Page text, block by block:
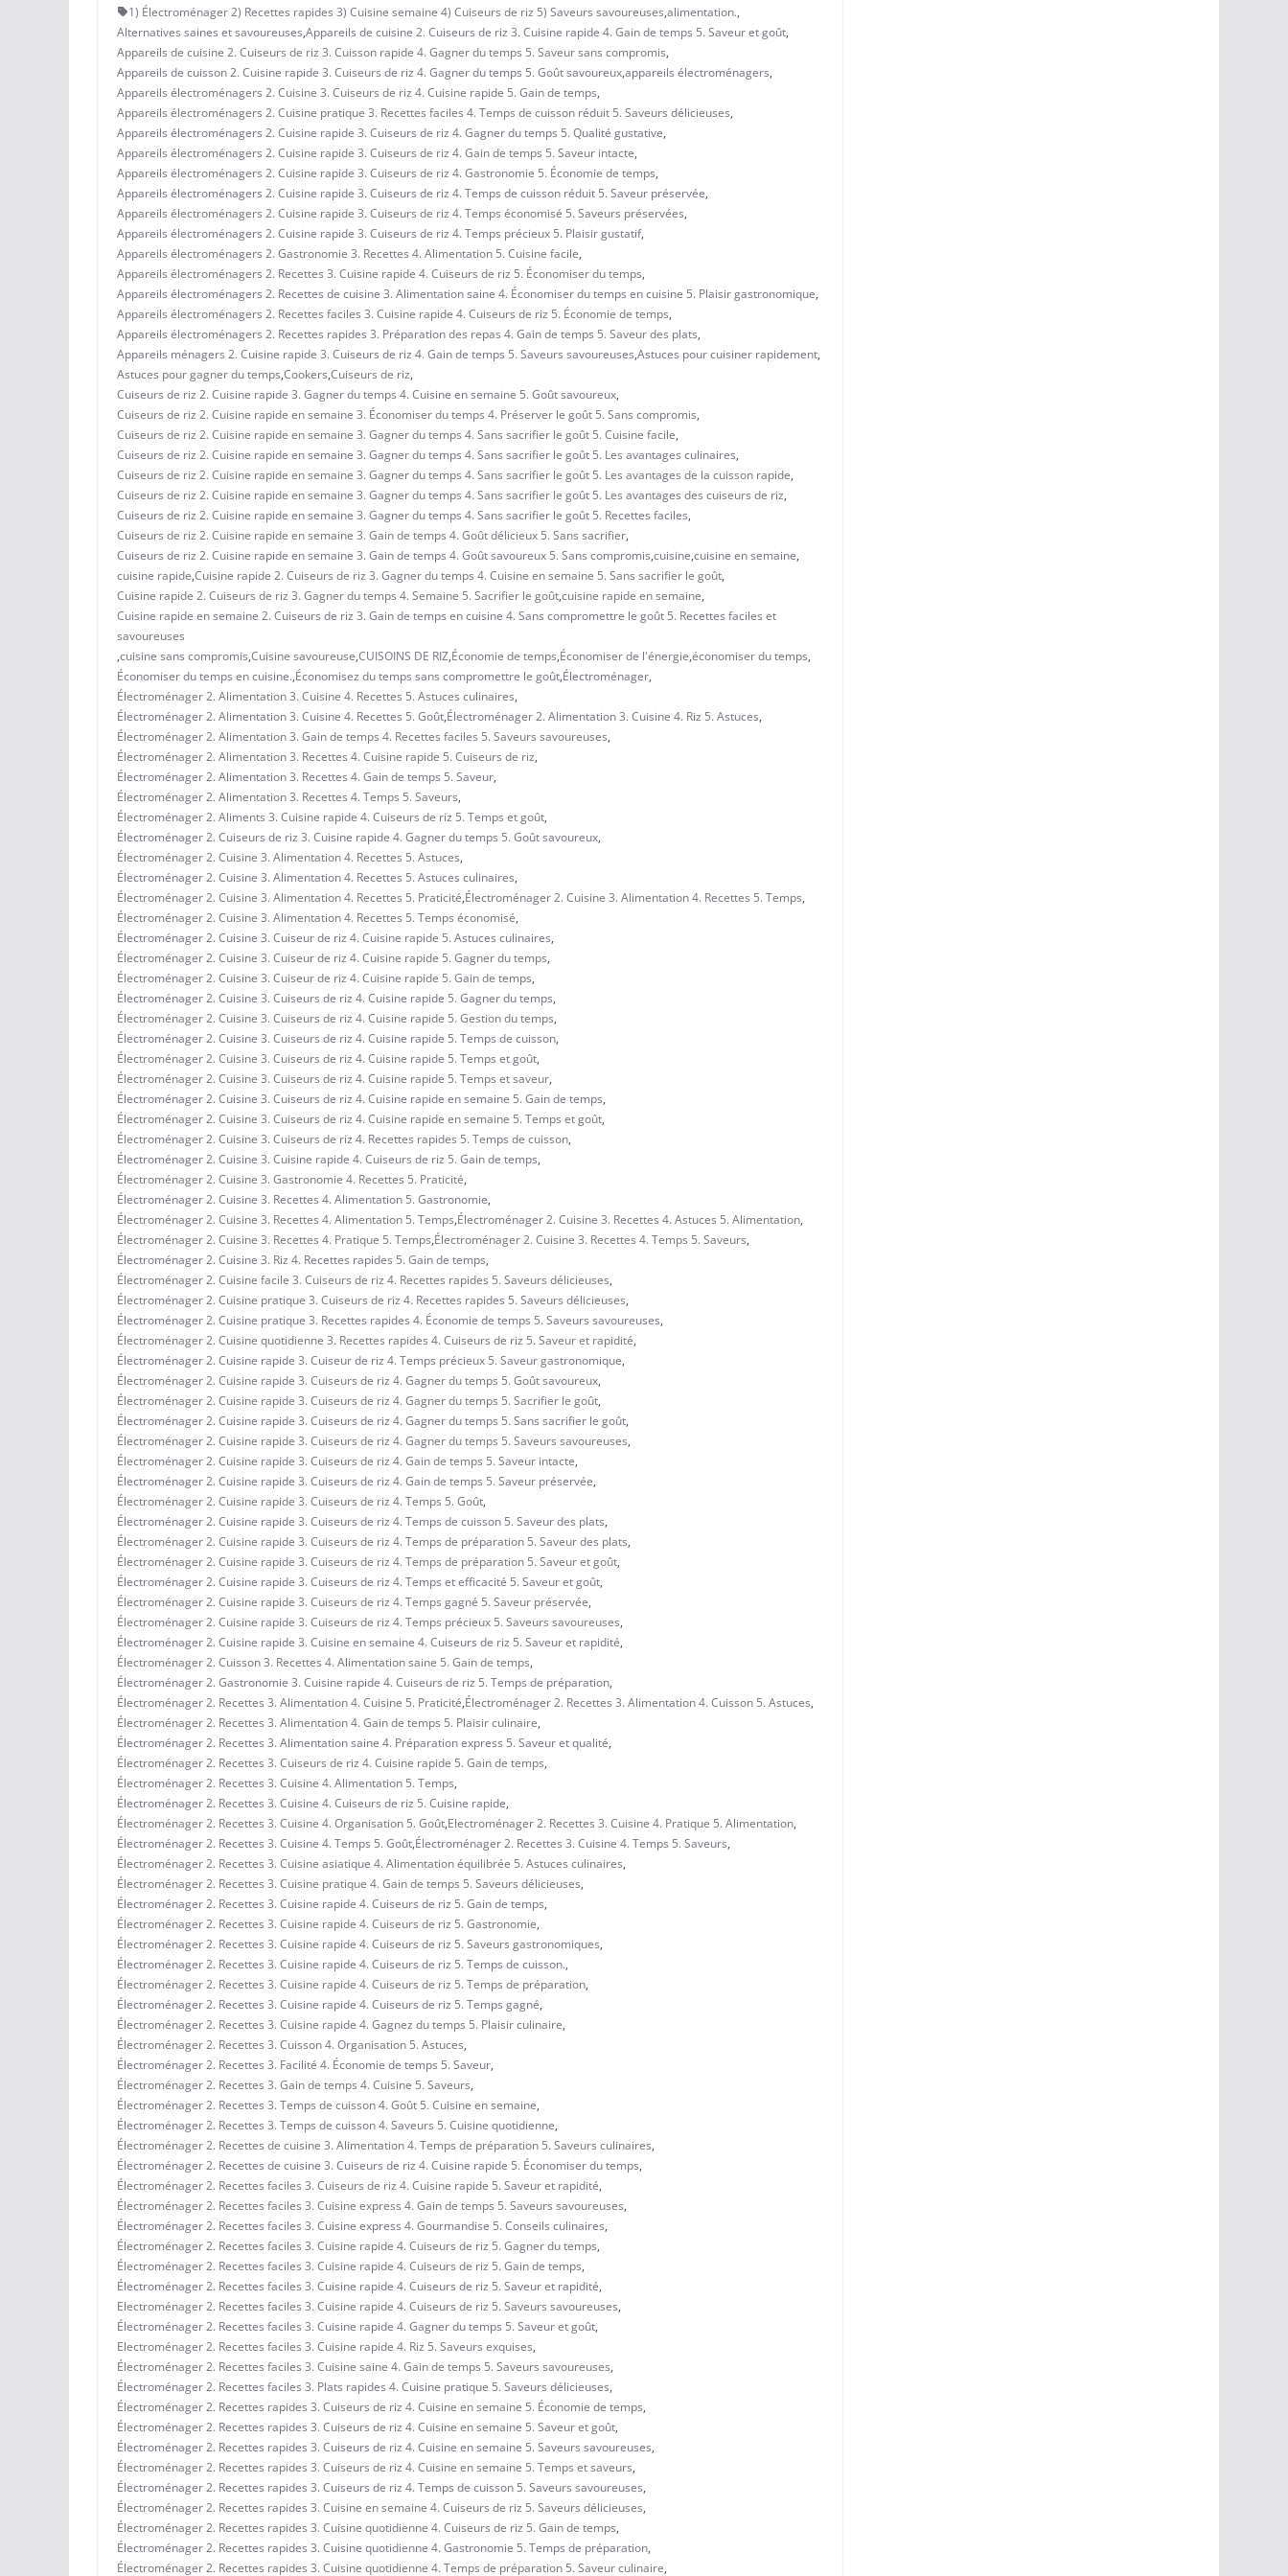
1) Électroménager 2) Recettes rapides 3) Cuisine semaine 4) Cuiseurs de riz 5) Saveurs savoureuses,alimentation.,
Alternatives saines et savoureuses,Appareils de cuisine 2. Cuiseurs de riz 3. Cuisine rapide 4. Gain de temps 5. Saveur et goût,
Appareils de cuisine 2. Cuiseurs de riz 3. Cuisson rapide 4. Gagner du temps 5. Saveur sans compromis,
Appareils de cuisson 2. Cuisine rapide 3. Cuiseurs de riz 4. Gagner du temps 5. Goût savoureux,appareils électroménagers,
Appareils électroménagers 2. Cuisine 3. Cuiseurs de riz 4. Cuisine rapide 5. Gain de temps,
Appareils électroménagers 2. Cuisine pratique 3. Recettes faciles 4. Temps de cuisson réduit 5. Saveurs délicieuses,
Appareils électroménagers 2. Cuisine rapide 3. Cuiseurs de riz 4. Gagner du temps 5. Qualité gustative,
Appareils électroménagers 2. Cuisine rapide 3. Cuiseurs de riz 4. Gain de temps 5. Saveur intacte,
Appareils électroménagers 2. Cuisine rapide 3. Cuiseurs de riz 4. Gastronomie 5. Économie de temps,
Appareils électroménagers 2. Cuisine rapide 3. Cuiseurs de riz 4. Temps de cuisson réduit 5. Saveur préservée,
Appareils électroménagers 2. Cuisine rapide 3. Cuiseurs de riz 4. Temps économisé 5. Saveurs préservées,
Appareils électroménagers 2. Cuisine rapide 3. Cuiseurs de riz 4. Temps précieux 5. Plaisir gustatif,
Appareils électroménagers 2. Gastronomie 3. Recettes 4. Alimentation 5. Cuisine facile,
Appareils électroménagers 2. Recettes 3. Cuisine rapide 4. Cuiseurs de riz 5. Économiser du temps,
Appareils électroménagers 2. Recettes de cuisine 3. Alimentation saine 4. Économiser du temps en cuisine 5. Plaisir gastronomique,
Appareils électroménagers 2. Recettes faciles 3. Cuisine rapide 4. Cuiseurs de riz 5. Économie de temps,
Appareils électroménagers 2. Recettes rapides 3. Préparation des repas 4. Gain de temps 5. Saveur des plats,
Appareils ménagers 2. Cuisine rapide 3. Cuiseurs de riz 4. Gain de temps 5. Saveurs savoureuses,Astuces pour cuisiner rapidement,
Astuces pour gagner du temps,Cookers,Cuiseurs de riz,
Cuiseurs de riz 2. Cuisine rapide 3. Gagner du temps 4. Cuisine en semaine 5. Goût savoureux,
Cuiseurs de riz 2. Cuisine rapide en semaine 3. Économiser du temps 4. Préserver le goût 5. Sans compromis,
Cuiseurs de riz 2. Cuisine rapide en semaine 3. Gagner du temps 4. Sans sacrifier le goût 5. Cuisine facile,
Cuiseurs de riz 2. Cuisine rapide en semaine 3. Gagner du temps 4. Sans sacrifier le goût 5. Les avantages culinaires,
Cuiseurs de riz 2. Cuisine rapide en semaine 3. Gagner du temps 4. Sans sacrifier le goût 5. Les avantages de la cuisson rapide,
Cuiseurs de riz 2. Cuisine rapide en semaine 3. Gagner du temps 4. Sans sacrifier le goût 5. Les avantages des cuiseurs de riz,
Cuiseurs de riz 2. Cuisine rapide en semaine 3. Gagner du temps 4. Sans sacrifier le goût 5. Recettes faciles,
Cuiseurs de riz 2. Cuisine rapide en semaine 3. Gain de temps 4. Goût délicieux 5. Sans sacrifier,
Cuiseurs de riz 2. Cuisine rapide en semaine 3. Gain de temps 4. Goût savoureux 5. Sans compromis,cuisine,cuisine en semaine,
cuisine rapide,Cuisine rapide 2. Cuiseurs de riz 3. Gagner du temps 4. Cuisine en semaine 5. Sans sacrifier le goût,
Cuisine rapide 2. Cuiseurs de riz 3. Gagner du temps 4. Semaine 5. Sacrifier le goût,cuisine rapide en semaine,
Cuisine rapide en semaine 2. Cuiseurs de riz 3. Gain de temps en cuisine 4. Sans compromettre le goût 5. Recettes faciles et
savoureuses
,cuisine sans compromis,Cuisine savoureuse,CUISOINS DE RIZ,Économie de temps,Économiser de l'énergie,économiser du temps,
Économiser du temps en cuisine.,Économisez du temps sans compromettre le goût,Électroménager,
Électroménager 2. Alimentation 3. Cuisine 4. Recettes 5. Astuces culinaires,
Électroménager 2. Alimentation 3. Cuisine 4. Recettes 5. Goût,Électroménager 2. Alimentation 3. Cuisine 4. Riz 5. Astuces,
Électroménager 2. Alimentation 3. Gain de temps 4. Recettes faciles 5. Saveurs savoureuses,
Électroménager 2. Alimentation 3. Recettes 4. Cuisine rapide 5. Cuiseurs de riz,
Électroménager 2. Alimentation 3. Recettes 4. Gain de temps 5. Saveur,
Électroménager 2. Alimentation 3. Recettes 4. Temps 5. Saveurs,
Électroménager 2. Aliments 3. Cuisine rapide 4. Cuiseurs de riz 5. Temps et goût,
Électroménager 2. Cuiseurs de riz 3. Cuisine rapide 4. Gagner du temps 5. Goût savoureux,
Électroménager 2. Cuisine 3. Alimentation 4. Recettes 5. Astuces,
Électroménager 2. Cuisine 3. Alimentation 4. Recettes 5. Astuces culinaires,
Électroménager 2. Cuisine 3. Alimentation 4. Recettes 5. Praticité,Électroménager 2. Cuisine 3. Alimentation 4. Recettes 5. Temps,
Électroménager 2. Cuisine 3. Alimentation 4. Recettes 5. Temps économisé,
Électroménager 2. Cuisine 3. Cuiseur de riz 4. Cuisine rapide 5. Astuces culinaires,
Électroménager 2. Cuisine 3. Cuiseur de riz 4. Cuisine rapide 5. Gagner du temps,
Électroménager 2. Cuisine 3. Cuiseur de riz 4. Cuisine rapide 5. Gain de temps,
Électroménager 2. Cuisine 3. Cuiseurs de riz 4. Cuisine rapide 5. Gagner du temps,
Électroménager 2. Cuisine 3. Cuiseurs de riz 4. Cuisine rapide 5. Gestion du temps,
Électroménager 2. Cuisine 3. Cuiseurs de riz 4. Cuisine rapide 5. Temps de cuisson,
Électroménager 2. Cuisine 3. Cuiseurs de riz 4. Cuisine rapide 5. Temps et goût,
Électroménager 2. Cuisine 3. Cuiseurs de riz 4. Cuisine rapide 5. Temps et saveur,
Électroménager 2. Cuisine 3. Cuiseurs de riz 4. Cuisine rapide en semaine 5. Gain de temps,
Électroménager 2. Cuisine 3. Cuiseurs de riz 4. Cuisine rapide en semaine 5. Temps et goût,
Électroménager 2. Cuisine 3. Cuiseurs de riz 4. Recettes rapides 5. Temps de cuisson,
Électroménager 2. Cuisine 3. Cuisine rapide 4. Cuiseurs de riz 5. Gain de temps,
Électroménager 2. Cuisine 3. Gastronomie 4. Recettes 5. Praticité,
Électroménager 2. Cuisine 3. Recettes 4. Alimentation 5. Gastronomie,
Électroménager 2. Cuisine 3. Recettes 4. Alimentation 5. Temps,Électroménager 2. Cuisine 3. Recettes 4. Astuces 5. Alimentation,
Électroménager 2. Cuisine 3. Recettes 4. Pratique 5. Temps,Électroménager 2. Cuisine 3. Recettes 4. Temps 5. Saveurs,
Électroménager 2. Cuisine 3. Riz 4. Recettes rapides 5. Gain de temps,
Électroménager 2. Cuisine facile 3. Cuiseurs de riz 4. Recettes rapides 5. Saveurs délicieuses,
Électroménager 2. Cuisine pratique 3. Cuiseurs de riz 4. Recettes rapides 5. Saveurs délicieuses,
Électroménager 2. Cuisine pratique 3. Recettes rapides 4. Économie de temps 5. Saveurs savoureuses,
Électroménager 2. Cuisine quotidienne 3. Recettes rapides 4. Cuiseurs de riz 5. Saveur et rapidité,
Électroménager 2. Cuisine rapide 3. Cuiseur de riz 4. Temps précieux 5. Saveur gastronomique,
Électroménager 2. Cuisine rapide 3. Cuiseurs de riz 4. Gagner du temps 5. Goût savoureux,
Électroménager 2. Cuisine rapide 3. Cuiseurs de riz 4. Gagner du temps 5. Sacrifier le goût,
Électroménager 2. Cuisine rapide 3. Cuiseurs de riz 4. Gagner du temps 5. Sans sacrifier le goût,
Électroménager 2. Cuisine rapide 3. Cuiseurs de riz 4. Gagner du temps 5. Saveurs savoureuses,
Électroménager 2. Cuisine rapide 3. Cuiseurs de riz 4. Gain de temps 5. Saveur intacte,
Électroménager 2. Cuisine rapide 3. Cuiseurs de riz 4. Gain de temps 5. Saveur préservée,
Électroménager 2. Cuisine rapide 3. Cuiseurs de riz 4. Temps 5. Goût,
Électroménager 2. Cuisine rapide 3. Cuiseurs de riz 4. Temps de cuisson 5. Saveur des plats,
Électroménager 2. Cuisine rapide 3. Cuiseurs de riz 4. Temps de préparation 5. Saveur des plats,
Électroménager 2. Cuisine rapide 3. Cuiseurs de riz 4. Temps de préparation 5. Saveur et goût,
Électroménager 2. Cuisine rapide 3. Cuiseurs de riz 4. Temps et efficacité 5. Saveur et goût,
Électroménager 2. Cuisine rapide 3. Cuiseurs de riz 4. Temps gagné 5. Saveur préservée,
Électroménager 2. Cuisine rapide 3. Cuiseurs de riz 4. Temps précieux 5. Saveurs savoureuses,
Électroménager 2. Cuisine rapide 3. Cuisine en semaine 4. Cuiseurs de riz 5. Saveur et rapidité,
Électroménager 2. Cuisson 3. Recettes 4. Alimentation saine 5. Gain de temps,
Électroménager 2. Gastronomie 3. Cuisine rapide 4. Cuiseurs de riz 5. Temps de préparation,
Électroménager 2. Recettes 3. Alimentation 4. Cuisine 5. Praticité,Électroménager 2. Recettes 3. Alimentation 4. Cuisson 5. Astuces,
Électroménager 2. Recettes 3. Alimentation 4. Gain de temps 5. Plaisir culinaire,
Électroménager 2. Recettes 3. Alimentation saine 4. Préparation express 5. Saveur et qualité,
Électroménager 2. Recettes 3. Cuiseurs de riz 4. Cuisine rapide 5. Gain de temps,
Électroménager 2. Recettes 3. Cuisine 4. Alimentation 5. Temps,
Électroménager 2. Recettes 3. Cuisine 4. Cuiseurs de riz 5. Cuisine rapide,
Électroménager 2. Recettes 3. Cuisine 4. Organisation 5. Goût,Electroménager 2. Recettes 3. Cuisine 4. Pratique 5. Alimentation,
Électroménager 2. Recettes 3. Cuisine 4. Temps 5. Goût,Électroménager 2. Recettes 3. Cuisine 4. Temps 5. Saveurs,
Électroménager 2. Recettes 3. Cuisine asiatique 4. Alimentation équilibrée 5. Astuces culinaires,
Électroménager 2. Recettes 3. Cuisine pratique 4. Gain de temps 5. Saveurs délicieuses,
Électroménager 2. Recettes 3. Cuisine rapide 4. Cuiseurs de riz 5. Gain de temps,
Électroménager 2. Recettes 3. Cuisine rapide 4. Cuiseurs de riz 5. Gastronomie,
Électroménager 2. Recettes 3. Cuisine rapide 4. Cuiseurs de riz 5. Saveurs gastronomiques,
Électroménager 2. Recettes 3. Cuisine rapide 4. Cuiseurs de riz 5. Temps de cuisson.,
Électroménager 2. Recettes 3. Cuisine rapide 4. Cuiseurs de riz 5. Temps de préparation,
Électroménager 2. Recettes 3. Cuisine rapide 4. Cuiseurs de riz 5. Temps gagné,
Électroménager 2. Recettes 3. Cuisine rapide 4. Gagnez du temps 5. Plaisir culinaire,
Électroménager 2. Recettes 3. Cuisson 4. Organisation 5. Astuces,
Électroménager 2. Recettes 3. Facilité 4. Économie de temps 5. Saveur,
Électroménager 2. Recettes 3. Gain de temps 4. Cuisine 5. Saveurs,
Électroménager 2. Recettes 3. Temps de cuisson 4. Goût 5. Cuisine en semaine,
Électroménager 2. Recettes 3. Temps de cuisson 4. Saveurs 5. Cuisine quotidienne,
Électroménager 2. Recettes de cuisine 3. Alimentation 4. Temps de préparation 5. Saveurs culinaires,
Électroménager 2. Recettes de cuisine 3. Cuiseurs de riz 4. Cuisine rapide 5. Économiser du temps,
Électroménager 2. Recettes faciles 3. Cuiseurs de riz 4. Cuisine rapide 5. Saveur et rapidité,
Électroménager 2. Recettes faciles 3. Cuisine express 4. Gain de temps 5. Saveurs savoureuses,
Électroménager 2. Recettes faciles 3. Cuisine express 4. Gourmandise 5. Conseils culinaires,
Électroménager 2. Recettes faciles 3. Cuisine rapide 4. Cuiseurs de riz 5. Gagner du temps,
Électroménager 2. Recettes faciles 3. Cuisine rapide 4. Cuiseurs de riz 5. Gain de temps,
Électroménager 2. Recettes faciles 3. Cuisine rapide 4. Cuiseurs de riz 5. Saveur et rapidité,
Electroménager 2. Recettes faciles 3. Cuisine rapide 4. Cuiseurs de riz 5. Saveurs savoureuses,
Électroménager 2. Recettes faciles 3. Cuisine rapide 4. Gagner du temps 5. Saveur et goût,
Electroménager 2. Recettes faciles 3. Cuisine rapide 4. Riz 5. Saveurs exquises,
Électroménager 2. Recettes faciles 3. Cuisine saine 4. Gain de temps 5. Saveurs savoureuses,
Électroménager 2. Recettes faciles 3. Plats rapides 4. Cuisine pratique 5. Saveurs délicieuses,
Électroménager 2. Recettes rapides 3. Cuiseurs de riz 4. Cuisine en semaine 5. Économie de temps,
Électroménager 2. Recettes rapides 3. Cuiseurs de riz 4. Cuisine en semaine 5. Saveur et goût,
Électroménager 2. Recettes rapides 3. Cuiseurs de riz 4. Cuisine en semaine 5. Saveurs savoureuses,
Électroménager 2. Recettes rapides 3. Cuiseurs de riz 4. Cuisine en semaine 5. Temps et saveurs,
Électroménager 2. Recettes rapides 3. Cuiseurs de riz 4. Temps de cuisson 5. Saveurs savoureuses,
Électroménager 2. Recettes rapides 3. Cuisine en semaine 4. Cuiseurs de riz 5. Saveurs délicieuses,
Électroménager 2. Recettes rapides 3. Cuisine quotidienne 4. Cuiseurs de riz 5. Gain de temps,
Électroménager 2. Recettes rapides 3. Cuisine quotidienne 4. Gastronomie 5. Temps de préparation,
Électroménager 2. Recettes rapides 3. Cuisine quotidienne 4. Temps de préparation 5. Saveur culinaire,